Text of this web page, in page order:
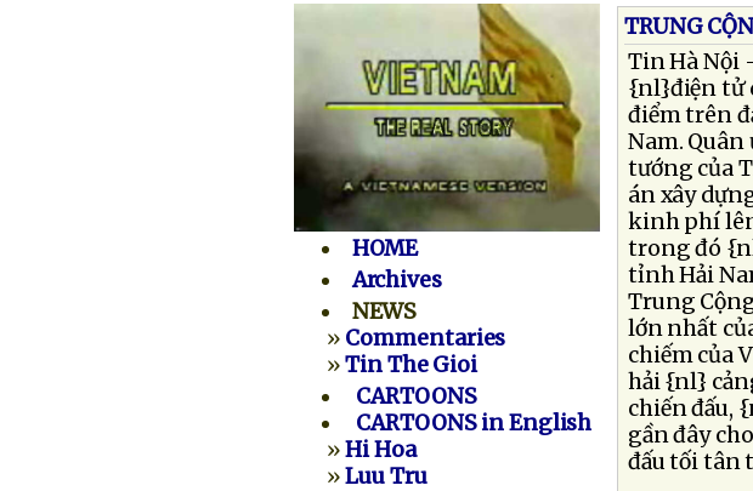
HOME
Archives
NEWS
» Commentaries
»Tin The Gioi
CARTOONS
CARTOONS in English
»Hi Hoa
»Luu Tru
TRUNG
Tin Hà Nội
{nl}điện tử
điểm trên
Nam.
tướng của
án xây
kinh phí
trong đó
tỉnh Hải
Trung
lớn nhất
chiếm của
hải {nl}
chiến đấu,
gần đây
đấu tối tân